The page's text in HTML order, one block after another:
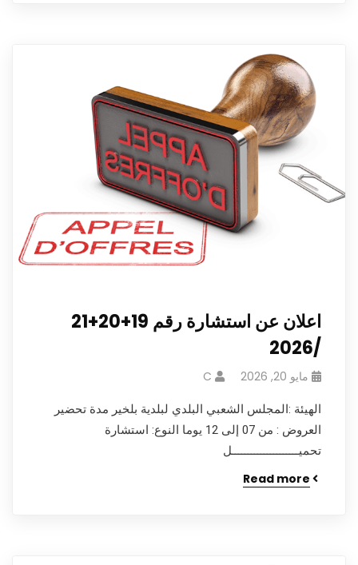
اعلان عن استشارة رقم 19+20+21
/2026
مايو 20, 2026 C
الهيئة :المجلس الشعبي البلدي لبلدية بلخير مدة تحضير
العروض : من 07 إلى 12 يوما النوع: استشارة
تحميـــــــــــــــــــــل
Read more